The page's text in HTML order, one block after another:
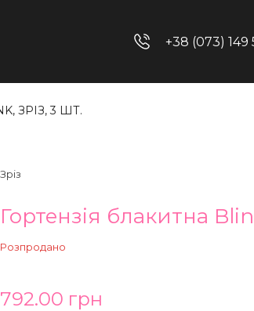
+38 (073) 149
ЗРІЗ, 3 ШТ.
Зріз
Гортензія блакитна
Розпродано
792.00 грн